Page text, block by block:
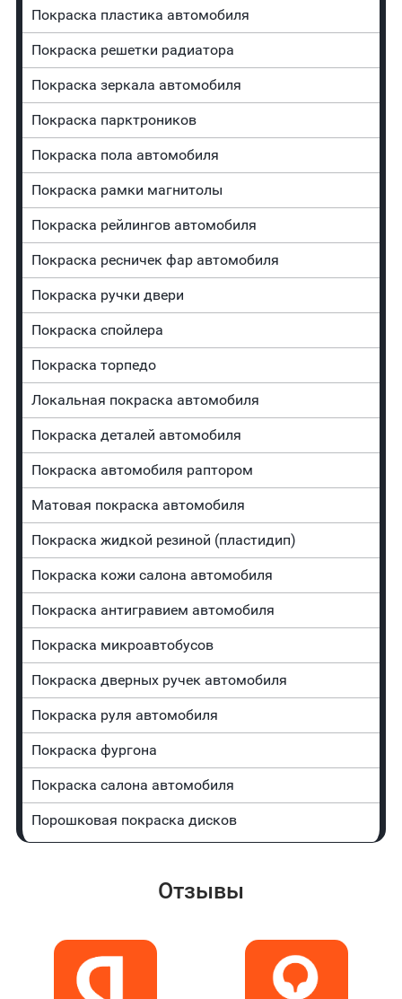
Покраска пластика автомобиля
Покраска решетки радиатора
Покраска зеркала автомобиля
Покраска парктроников
Покраска пола автомобиля
Покраска рамки магнитолы
Покраска рейлингов автомобиля
Покраска ресничек фар автомобиля
Покраска ручки двери
Покраска спойлера
Покраска торпедо
Локальная покраска автомобиля
Покраска деталей автомобиля
Покраска автомобиля раптором
Матовая покраска автомобиля
Покраска жидкой резиной (пластидип)
Покраска кожи салона автомобиля
Покраска антигравием автомобиля
Покраска микроавтобусов
Покраска дверных ручек автомобиля
Покраска руля автомобиля
Покраска фургона
Покраска салона автомобиля
Порошковая покраска дисков
Отзывы